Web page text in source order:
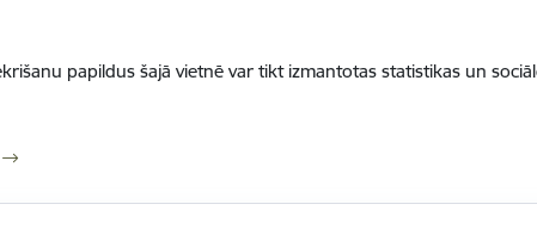
papildus šajā vietnē var tikt izmantotas statistikas un